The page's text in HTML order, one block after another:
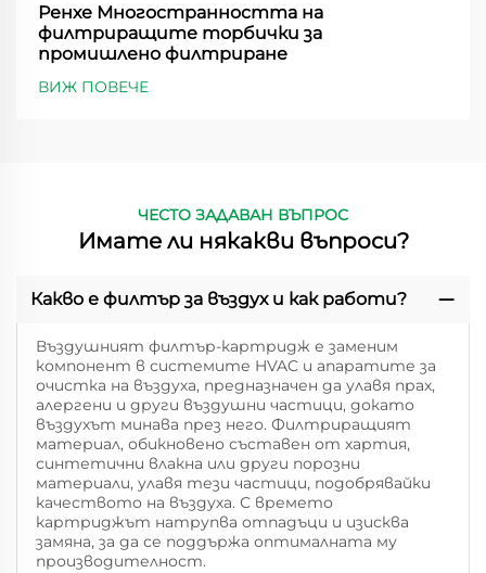
Ренхе Многостранността на
филтриращите торбички за
промишлено филтриране
ВИЖ ПОВЕЧЕ
ЧЕСТО ЗАДАВАН ВЪПРОС
Имате ли някакви въпроси?
Какво е филтър за въздух и как работи?
Въздушният филтър-картридж е заменим
компонент в системите HVAC и апаратите за
очистка на въздуха, предназначен да улавя прах,
алергени и други въздушни частици, докато
въздухът минава през него. Филтриращият
материал, обикновено съставен от хартия,
синтетични влакна или други порозни
материали, улавя тези частици, подобрявайки
качеството на въздуха. С времето
картриджът натрупва отпадъци и изисква
замяна, за да се поддържа оптималната му
производителност.